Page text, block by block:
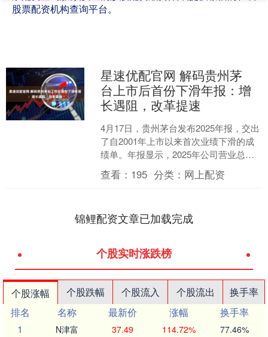
股票配资机构查询平台。
星速优配官网 解码贵州茅
台上市后首份下滑年报：增
长遇阻，改革提速
4月17日，贵州茅台发布2025年报，交出
了自2001年上市以来首次业绩下滑的成
绩单。年报显示，2025年公司营业总收
入同比下滑1.2%至1720.54亿元，归....
查看： 195 分类： 网上配资
锦鲤配资文章已加载完成
个股实时涨跌榜
个股涨幅 个股跌幅 个股流入 个股流出
换手率
排名
名称 最新价 涨幅
换手率
1
N津富 37.49 114.72% 77.46%